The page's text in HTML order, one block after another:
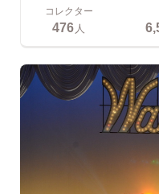
コレクター
476 人